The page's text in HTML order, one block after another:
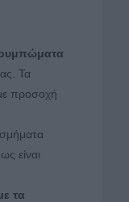
Τα
προσοχή
είναι
τα